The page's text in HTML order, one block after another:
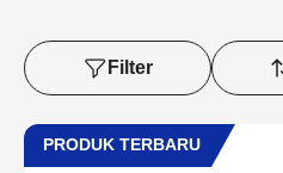
Filter
PRODUK TERBARU